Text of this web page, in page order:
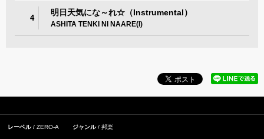
4
明日天気にな～れ☆（Instrumental）
ASHITA TENKI NI NAARE(I)
レーベル ZERO-A ジャンル 邦楽